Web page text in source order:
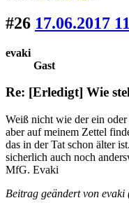
#26 17.06.2017
evaki
Gast
Re: [Erledigt] Wie
Weiß nicht wie der ein oder
aber auf meinem Zettel
das in der Tat schon älter
sicherlich auch noch
MfG. Evaki
Beitrag geändert von